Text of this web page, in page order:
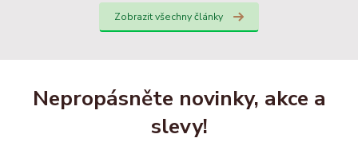
Zobrazit všechny články
Nepropásněte novinky, akce a
slevy!